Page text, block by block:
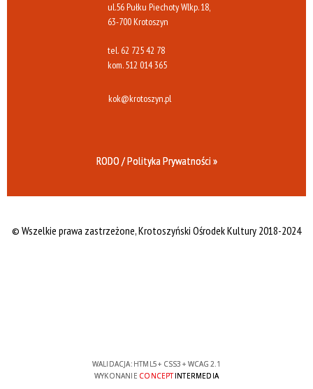
ul.56 Pułku Piechoty Wlkp. 18,
63-700 Krotoszyn
tel. 62 725 42 78
kom.512 014 365
kok@krotoszyn.pl
RODO / Polityka Prywatności »
© Wszelkie prawa zastrzeżone,Krotoszyński Ośrodek Kultury 2018-2024
WALIDACJA: HTML5+ CSS3 + WCAG 2.1
WYKONANIE CONCEPTINTERMEDIA